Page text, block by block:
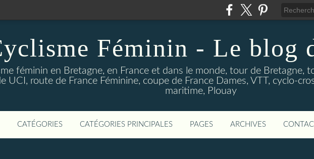
Féminin - Le blog
féminin en Bretagne, en France et dans le monde, tour de Bretagne,
UCI, route de France Féminine, coupe de France Dames, VTT, cyclo-
maritime, Plouay
CATÉGORIES CATÉGORIES PRINCIPALES PAGES ARCHIVES